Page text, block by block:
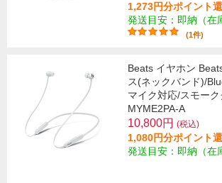
1,273円分ポイント
発送目安：即納（在
(1件)
Beats イヤホン
ス(ネックバンド)/
マイク対応/スモーク
MYME2PA-A
10,800円 (税込)
1,080円分ポイント
発送目安：即納（在